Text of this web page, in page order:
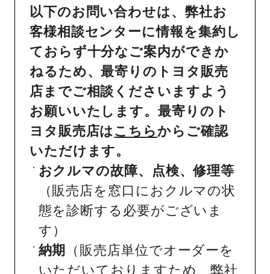
以下のお問い合わせは、弊社お
客様相談センターに情報を集約し
ておらず十分なご案内ができか
ねるため、最寄りのトヨタ販売
店までご相談くださいますよう
お願いいたします。最寄りのト
ヨタ販売店はこちら からご確認
いただけます。
おクルマの故障、点検、修理等
（販売店を窓口におクルマの状
態を診断する必要がございま
す）
納期
（販売店単位でオーダーを
いただいておりますため、弊社